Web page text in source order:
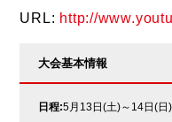
URL: http://
大会基本情報
日程:5月13日(土)～14日(日)